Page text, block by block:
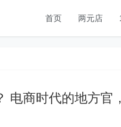
首页 两元店
电商时代的地方官